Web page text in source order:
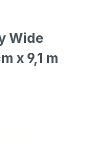
Wide
x 9,1 m